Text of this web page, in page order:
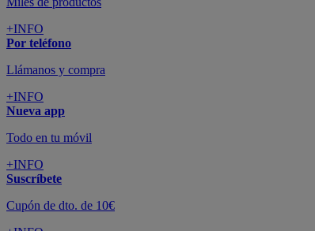
+INFO
Por teléfono
Llámanos y compra
+INFO
Nueva app
Todo en tu móvil
+INFO
Suscríbete
Cupón de dto. de 10€